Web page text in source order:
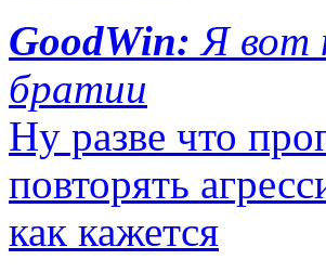
GoodWin:Я вот
братии
Ну разве что
повторять
как кажется